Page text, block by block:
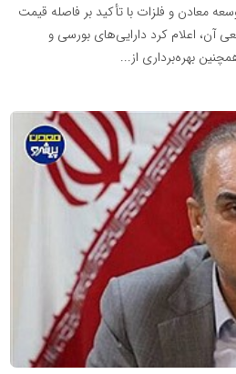
معادن و فلزات با تأکید بر فاصله قیمت
آن، اعلام کرد دارایی‌های بورسی و
بهره‌برداری از...